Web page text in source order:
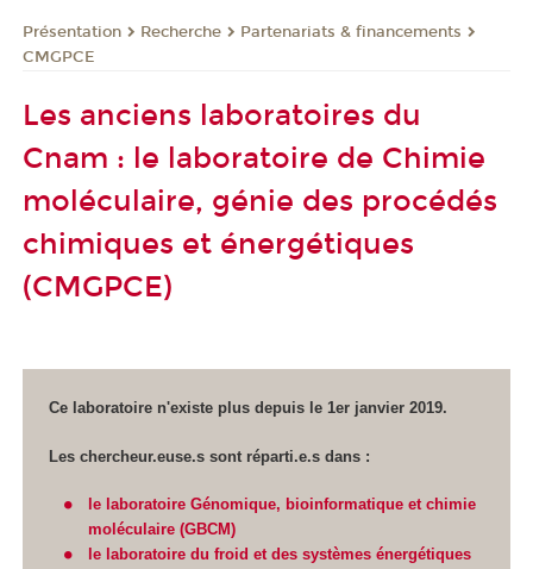
Présentation Recherche
Partenariats & financements
CMGPCE
Les anciens laboratoires du
Cnam : le laboratoire de Chimie
moléculaire, génie des procédés
chimiques et énergétiques
(CMGPCE)
Ce laboratoire n'existe plus depuis le 1er janvier 2019.
Les chercheur.euse.s sont réparti.e.s dans :
le laboratoire Génomique, bioinformatique et chimie
moléculaire (GBCM)
le laboratoire du froid et des systèmes énergétiques